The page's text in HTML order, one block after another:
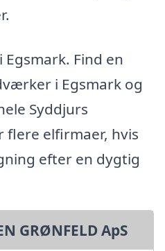
Find en
i Egsmark og
Syddjurs
flere elfirmaer, hvis
efter en dygtig
GRØNFELD ApS